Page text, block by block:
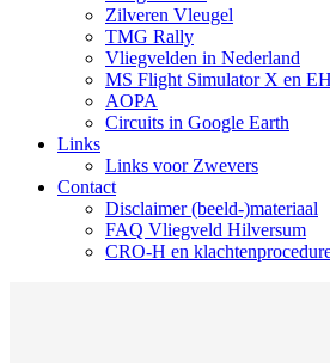
Zilveren Vleugel
TMG Rally
Vliegvelden in Nederland
MS Flight Simulator X en
AOPA
Circuits in Google Earth
Links
Links voor Zwevers
Contact
Disclaimer (beeld-)materiaal
FAQ Vliegveld Hilversum
CRO-H en